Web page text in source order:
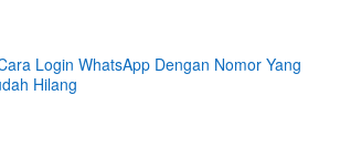
Login WhatsApp Dengan Nomor Yang
Hilang